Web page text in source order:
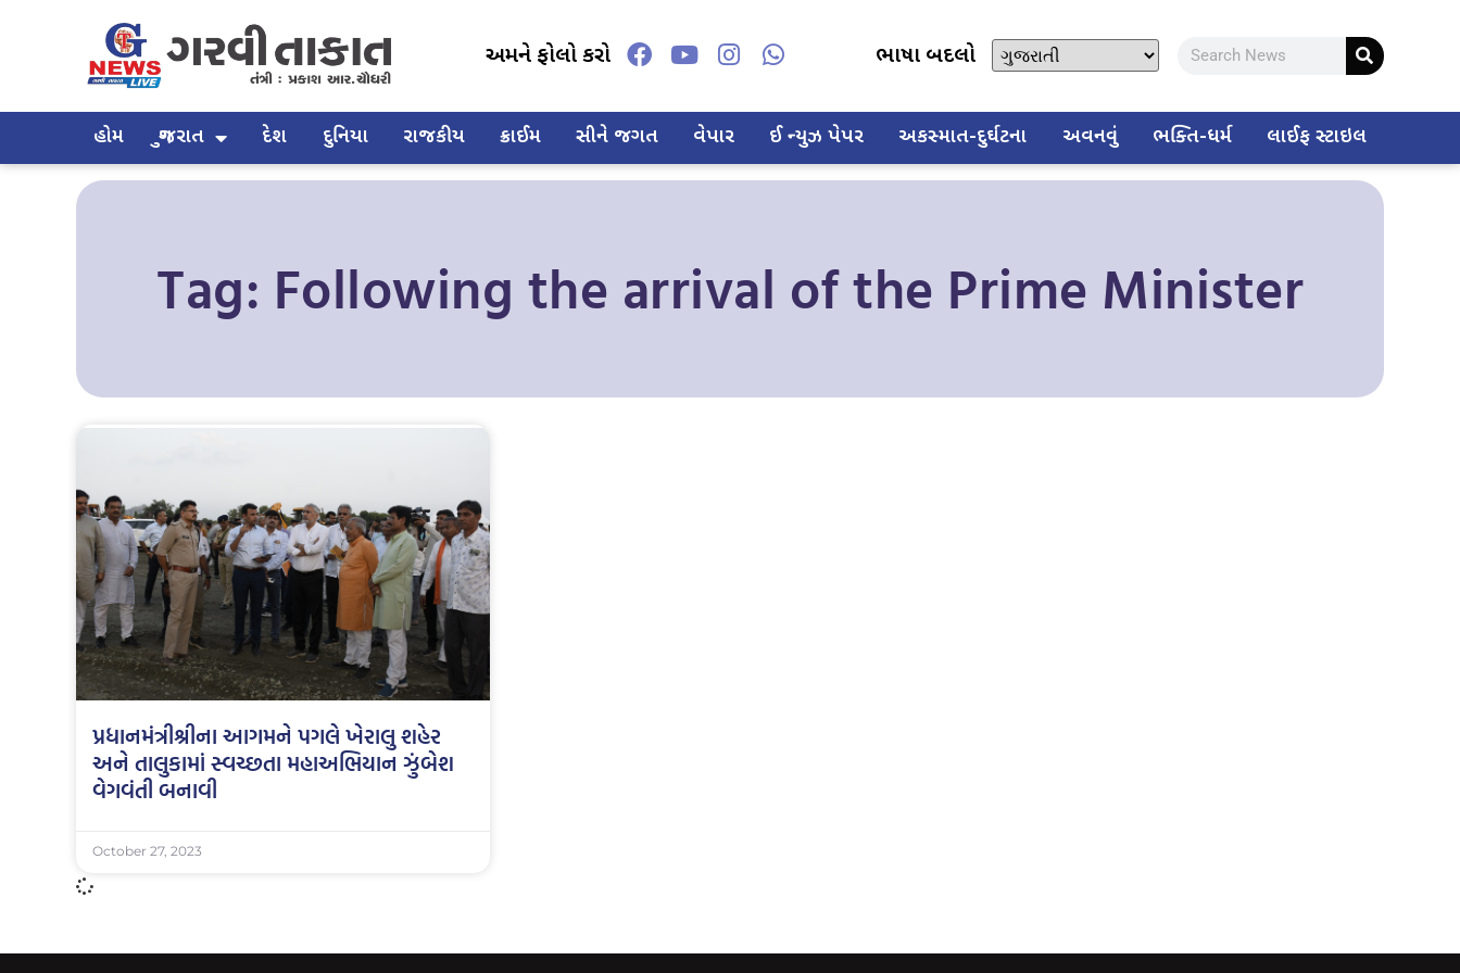
અમને ફોલો કરો ભાષા બદલો
હોમ ગુજરાત દેશ દુનિયા રાજકીય ક્રાઈમ સીને જગત વેપાર ઈ ન્યુઝ પેપર અકસ્માત-દુર્ઘટના અવનવું ભક્તિ-ધર્મ લાઈફ સ્ટાઇલ
Tag: Following the arrival of the Prime Minister
પ્રધાનમંત્રીશ્રીના આગમને પગલે ખેરાલુ શહેર
અને તાલુકામાં સ્વચ્છતા મહાઅભિયાન ઝુંબેશ
વેગવંતી બનાવી
October 27, 2023